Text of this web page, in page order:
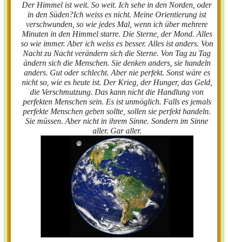
Der Himmel ist weit. So weit. Ich sehe in den Norden, oder
in den Süden?Ich weiss es nicht. Meine Orientierung ist
verschwunden, so wie jedes Mal, wenn ich über mehrere
Minuten in den Himmel starre. Die Sterne, der Mond. Alles
so wie immer. Aber ich weiss es besser. Alles ist anders. Von
Nacht zu Nacht verändern sich die Sterne. Von Tag zu Tag
ändern sich die Menschen. Sie denken anders, sie handeln
anders. Gut oder schlecht. Aber nie perfekt. Sonst wäre es
nicht so, wie es heute ist. Der Krieg, der Hunger, das Geld,
die Verschmutzung. Das kann nicht die Handlung von
perfekten Menschen sein. Es ist unmöglich. Falls es jemals
perfekte Menschen geben sollte, sollen sie perfekt handeln.
Sie müssen. Aber nicht in ihrem Sinne. Sondern im Sinne
aller. Gar aller.